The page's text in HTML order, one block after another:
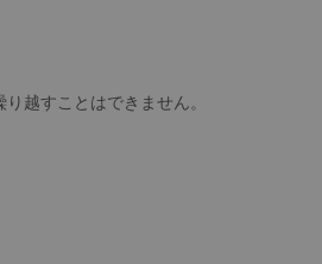
越すことはできません。